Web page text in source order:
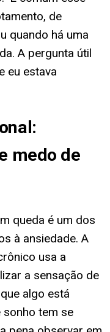
de
quando há uma
A pergunta útil
eu estava
medo de
queda é um dos
à ansiedade. A
usa a
a sensação de
algo está
sonho tem se